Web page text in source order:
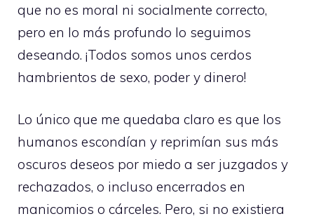
que no es moral ni socialmente correcto,
pero en lo más profundo lo seguimos
deseando. ¡Todos somos unos cerdos
hambrientos de sexo, poder y dinero!
Lo único que me quedaba claro es que los
humanos escondían y reprimían sus más
oscuros deseos por miedo a ser juzgados y
rechazados, o incluso encerrados en
manicomios o cárceles. Pero, si no existiera